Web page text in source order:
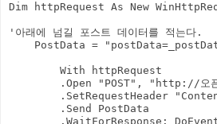
Dim httpRequest As New
'아래에 넘길 포스트 데이터를 적는다.
PostData =
        With httpRequest
.Open "POST", "http://오
.SetRequestHeader
        .Send PostData
.WaitForResponse: